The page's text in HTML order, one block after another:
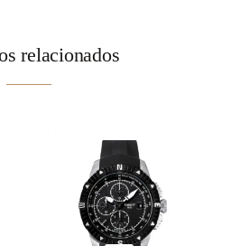
relacionados